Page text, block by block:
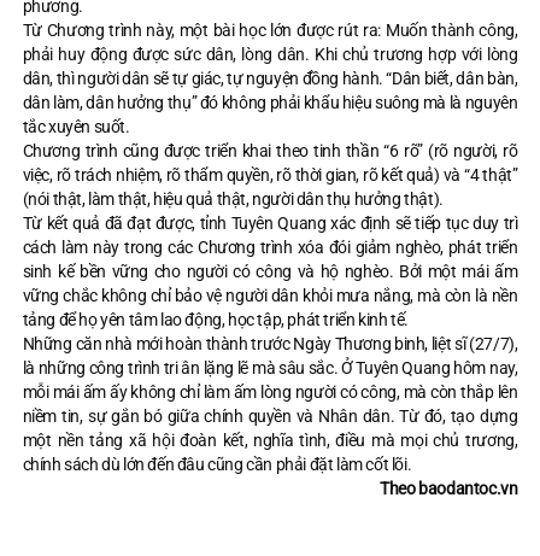
phương.
Từ Chương trình này, một bài học lớn được rút ra: Muốn thành công,
phải huy động được sức dân, lòng dân. Khi chủ trương hợp với lòng
dân, thì người dân sẽ tự giác, tự nguyện đồng hành. “Dân biết, dân bàn,
dân làm, dân hưởng thụ” đó không phải khẩu hiệu suông mà là nguyên
tắc xuyên suốt.
Chương trình cũng được triển khai theo tinh thần “6 rõ” (rõ người, rõ
việc, rõ trách nhiệm, rõ thẩm quyền, rõ thời gian, rõ kết quả) và “4 thật”
(nói thật, làm thật, hiệu quả thật, người dân thụ hưởng thật).
Từ kết quả đã đạt được, tỉnh Tuyên Quang xác định sẽ tiếp tục duy trì
cách làm này trong các Chương trình xóa đói giảm nghèo, phát triển
sinh kế bền vững cho người có công và hộ nghèo. Bởi một mái ấm
vững chắc không chỉ bảo vệ người dân khỏi mưa nắng, mà còn là nền
tảng để họ yên tâm lao động, học tập, phát triển kinh tế.
Những căn nhà mới hoàn thành trước Ngày Thương binh, liệt sĩ (27/7),
là những công trình tri ân lặng lẽ mà sâu sắc. Ở Tuyên Quang hôm nay,
mỗi mái ấm ấy không chỉ làm ấm lòng người có công, mà còn thắp lên
niềm tin, sự gắn bó giữa chính quyền và Nhân dân. Từ đó, tạo dựng
một nền tảng xã hội đoàn kết, nghĩa tình, điều mà mọi chủ trương,
chính sách dù lớn đến đâu cũng cần phải đặt làm cốt lõi.
Theo baodantoc.vn